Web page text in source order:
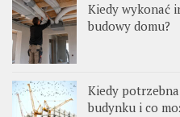
Kiedy wykonać
budowy domu?
Kiedy
budynku i co